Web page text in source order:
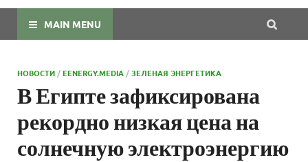
MAIN MENU
НОВОСТИ /EENERGY.MEDIA /ЗЕЛЕНАЯ ЭНЕРГЕТИКА
В Египте зафиксирована
рекордно низкая цена на
солнечную электроэнергию